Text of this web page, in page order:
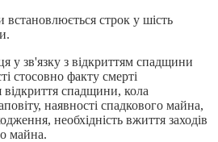
строк у шість
у зв'язку з відкриттям спадщини
стосовно факту смерті
відкриття спадщини, кола
наявності спадкового майна,
необхідність вжиття заходів
майна.